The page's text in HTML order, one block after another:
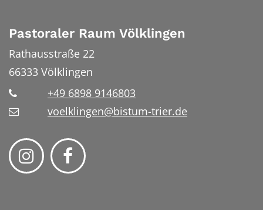
Pastoraler Raum Völklingen
Rathausstraße 22
66333 Völklingen
+49 6898 9146803
voelklingen@bistum-trier.de